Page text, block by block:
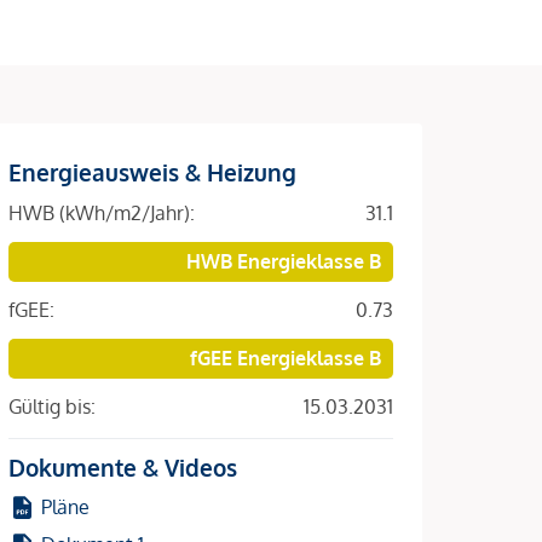
Energieausweis & Heizung
HWB (kWh/m2/Jahr):
31.1
HWB Energieklasse B
fGEE:
0.73
fGEE Energieklasse B
Gültig bis:
15.03.2031
Dokumente & Videos
Pläne